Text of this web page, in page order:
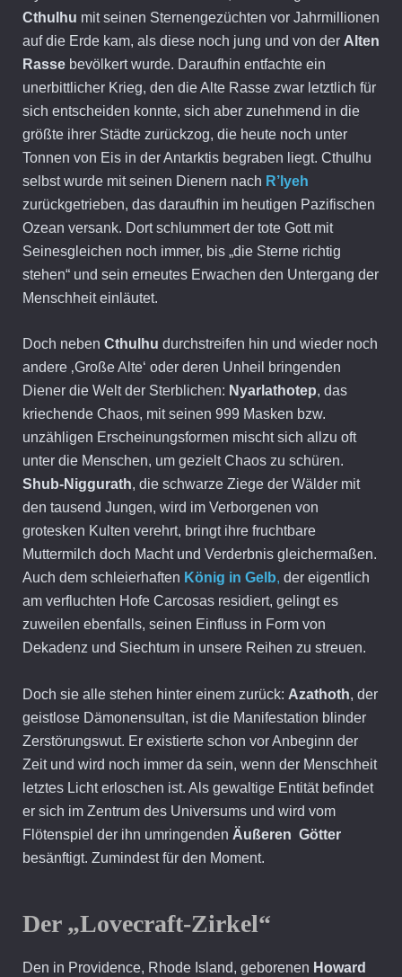
Cthulhu mit seinen Sternengezüchten vor Jahrmillionen
auf die Erde kam, als diese noch jung und von der Alten
Rassebevölkert wurde. Daraufhin entfachte ein
unerbittlicher Krieg, den die Alte Rasse zwar letztlich für
sich entscheiden konnte, sich aber zunehmend in die
größte ihrer Städte zurückzog, die heute noch unter
Tonnen von Eis in der Antarktis begraben liegt. Cthulhu
selbst wurde mit seinen Dienern nach R’lyeh
zurückgetrieben, das daraufhin im heutigen Pazifischen
Ozean versank. Dort schlummert der tote Gott mit
Seinesgleichen noch immer, bis „die Sterne richtig
stehen“ und sein erneutes Erwachen den Untergang der
Menschheit einläutet.
Doch neben Cthulhu durchstreifen hin und wieder noch
andere ‚Große Alte‘ oder deren Unheil bringenden
Diener die Welt der Sterblichen: Nyarlathotep, das
kriechende Chaos, mit seinen 999 Masken bzw.
unzähligen Erscheinungsformen mischt sich allzu oft
unter die Menschen, um gezielt Chaos zu schüren.
Shub-Niggurath, die schwarze Ziege der Wälder mit
den tausend Jungen, wird im Verborgenen von
grotesken Kulten verehrt, bringt ihre fruchtbare
Muttermilch doch Macht und Verderbnis gleichermaßen.
Auch dem schleierhaften König in Gelb, der eigentlich
am verfluchten Hofe Carcosas residiert, gelingt es
zuweilen ebenfalls, seinen Einfluss in Form von
Dekadenz und Siechtum in unsere Reihen zu streuen.
Doch sie alle stehen hinter einem zurück: Azathoth, der
geistlose Dämonensultan, ist die Manifestation blinder
Zerstörungswut. Er existierte schon vor Anbeginn der
Zeit und wird noch immer da sein, wenn der Menschheit
letztes Licht erloschen ist. Als gewaltige Entität befindet
er sich im Zentrum des Universums und wird vom
Flötenspiel der ihn umringenden Äußeren Götter
besänftigt. Zumindest für den Moment.
Der „Lovecraft-Zirkel“
Den in Providence, Rhode Island, geborenen Howard